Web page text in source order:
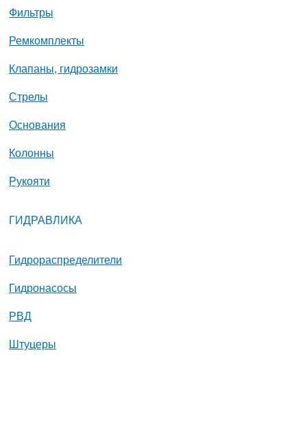
Фильтры
Ремкомплекты
Клапаны, гидрозамки
Стрелы
Основания
Колонны
Рукояти
ГИДРАВЛИКА
Гидрораспределители
Гидронасосы
РВД
Штуцеры